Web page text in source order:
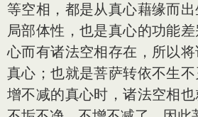
等空相，都是从真心藉缘而
局部体性，也是真心的功能
心而有诸法空相存在，所以
真心；也就是菩萨转依不生
增不减的真心时，诸法空相也